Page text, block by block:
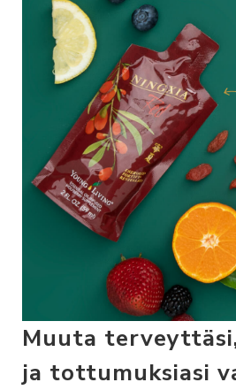
Muuta
ja tottumuksiasi